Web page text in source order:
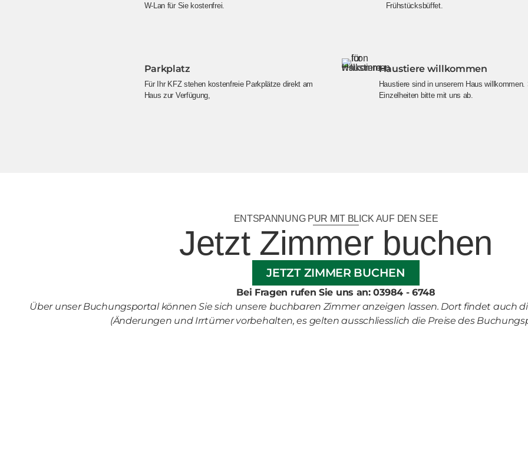
W-Lan für Sie kostenfrei.
Frühstücksbüffet.
Parkplatz
Für Ihr KFZ stehen kostenfreie Parkplätze direkt am
Haus zur Verfügung,
Haustiere willkommen
Haustiere sind in unserem Haus willkommen.
Einzelheiten bitte mit uns ab.
ENTSPANNUNG PUR MIT BLICK AUF DEN SEE
Jetzt Zimmer buchen
JETZT ZIMMER BUCHEN
Bei Fragen rufen Sie uns an: 03984 - 6748
Über unser Buchungsportal können Sie sich unsere buchbaren Zimmer anzeigen lassen. Dort findet auch
(Änderungen und Irrtümer vorbehalten, es gelten ausschliesslich die Preise des